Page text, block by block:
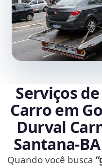
Serviços
Carro em
Durval
Quando você busca